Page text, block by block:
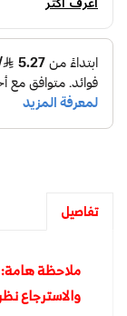
تفاصيل
ملاحظة هامة:
والاسترجاع